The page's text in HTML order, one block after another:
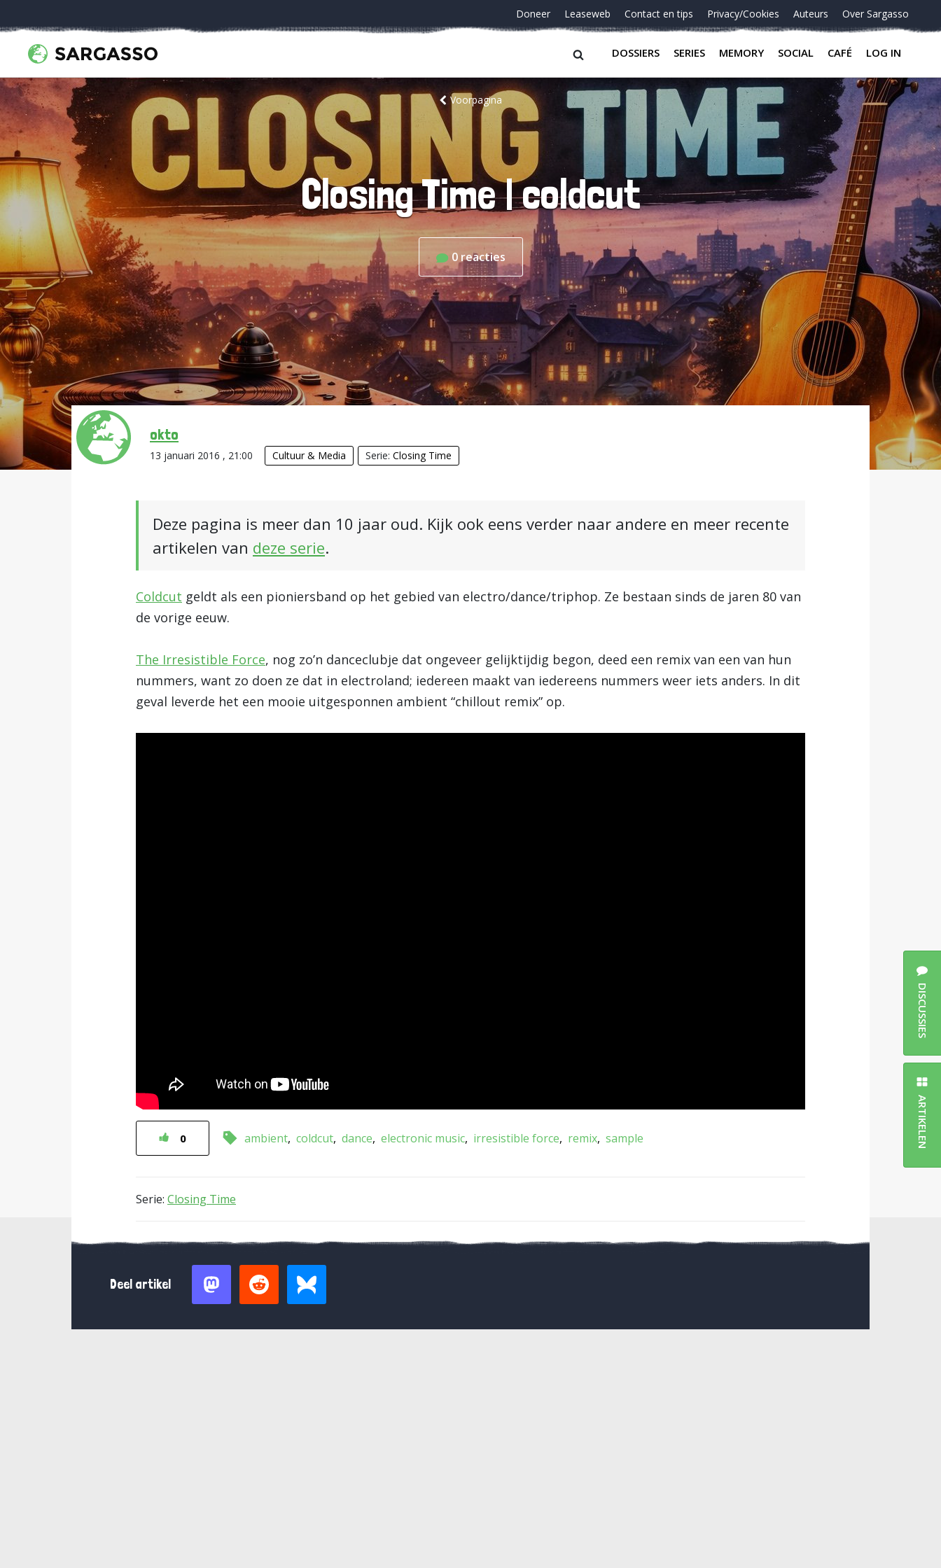
Doneer Leaseweb Contact en tips Privacy/Cookies Auteurs Over Sargasso
DOSSIERS SERIES MEMORY SOCIAL CAFÉ LOG IN
Voorpagina
Closing Time | coldcut
0 reacties
okto
13 januari 2016 , 21:00 Cultuur & Media Serie: Closing Time
Deze pagina is meer dan 10 jaar oud. Kijk ook eens verder naar andere en meer recente
artikelen van deze serie.
Coldcut geldt als een pioniersband op het gebied van electro/dance/triphop. Ze bestaan sinds de jaren 80 van
de vorige eeuw.
The Irresistible Force, nog zo’n danceclubje dat ongeveer gelijktijdig begon, deed een remix van een van hun
nummers, want zo doen ze dat in electroland; iedereen maakt van iedereens nummers weer iets anders. In dit
geval leverde het een mooie uitgesponnen ambient “chillout remix” op.
0 ambient coldcut dance electronic music irresistible force remix sample
Serie: Closing Time
Deel artikel
DISCUSSIES
ARTIKELEN